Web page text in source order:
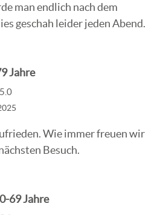
man endlich nach dem
geschah leider jeden Abend.
Jahre
Wie immer freuen wir
Besuch.
69 Jahre